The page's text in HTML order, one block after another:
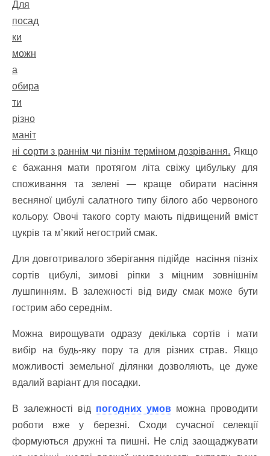
Для
посад
ки
можн
а
обира
ти
різно
маніт
ні сорти з раннім чи пізнім терміном дозрівання. Якщо
є бажання мати протягом літа свіжу цибульку для
споживання та зелені — краще обирати насіння
весняної цибулі салатного типу білого або червоного
кольору. Овочі такого сорту мають підвищений вміст
цукрів та м’який негострий смак.
Для довготривалого зберігання підійде насіння пізніх
сортів цибулі, зимові ріпки з міцним зовнішнім
лушпинням. В залежності від виду смак може бути
гострим або середнім.
Можна вирощувати одразу декілька сортів і мати
вибір на будь-яку пору та для різних страв. Якщо
можливості земельної ділянки дозволяють, це дуже
вдалий варіант для посадки.
В залежності від погодних умов можна проводити
роботи вже у березні. Сходи сучасної селекції
формуються дружні та пишні. Не слід заощаджувати